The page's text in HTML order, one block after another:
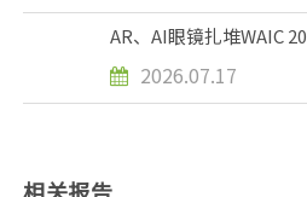
AR、AI眼镜扎堆WAIC
2026.07.17